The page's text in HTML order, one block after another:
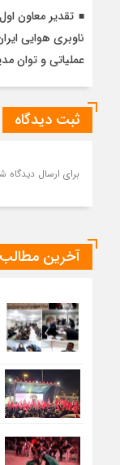
تقدیر معاون
ناوبری هوایی
عملیاتی و توان
ثبت دیدگاه
برای ارسال دیدگاه
آخرین مطالب